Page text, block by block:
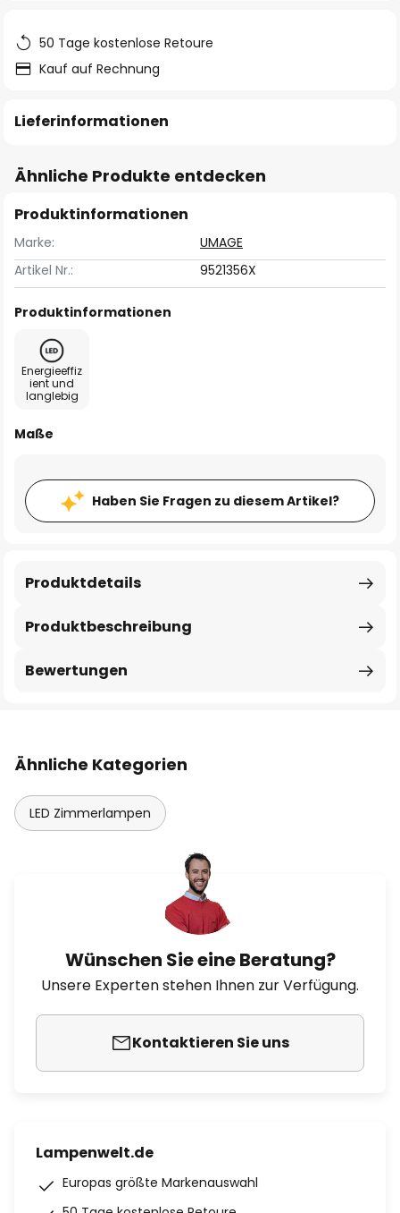
50 Tage kostenlose Retoure
Kauf auf Rechnung
Lieferinformationen
Ähnliche Produkte entdecken
Produktinformationen
Marke:
UMAGE
Artikel Nr.:
9521356X
Produktinformationen
Energieeffiz
ient und
langlebig
Maße
Haben Sie Fragen zu diesem Artikel?
Produktbeschreibung
Produktdetails
Bewertungen
Ähnliche Kategorien
LED Zimmerlampen
Wünschen Sie eine Beratung?
Unsere Experten stehen Ihnen zur Verfügung.
Kontaktieren Sie uns
Lampenwelt.de
Europas größte Markenauswahl